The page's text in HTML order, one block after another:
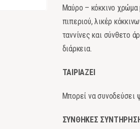
Μαύρο – κόκκινο χρώμα
πιπεριού, λικέρ
ταννίνες και σύνθετο
διάρκεια.
ΤΑΙΡΙΑΖΕΙ
Μπορεί να συνοδεύσει
ΣΥΝΘΗΚΕΣ